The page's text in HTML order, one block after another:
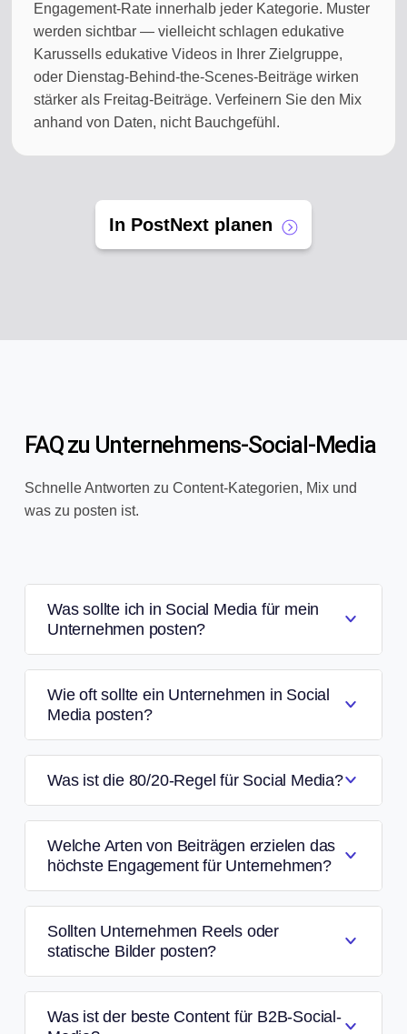
Engagement-Rate innerhalb jeder Kategorie. Muster
werden sichtbar — vielleicht schlagen edukative
Karussells edukative Videos in Ihrer Zielgruppe,
oder Dienstag-Behind-the-Scenes-Beiträge wirken
stärker als Freitag-Beiträge. Verfeinern Sie den Mix
anhand von Daten, nicht Bauchgefühl.
In PostNext planen
FAQ zu Unternehmens-Social-Media
Schnelle Antworten zu Content-Kategorien, Mix und
was zu posten ist.
Was sollte ich in Social Media für mein
Unternehmen posten?
Wie oft sollte ein Unternehmen in Social
Media posten?
Was ist die 80/20-Regel für Social Media?
Welche Arten von Beiträgen erzielen das
höchste Engagement für Unternehmen?
Sollten Unternehmen Reels oder
statische Bilder posten?
Was ist der beste Content für B2B-Social-